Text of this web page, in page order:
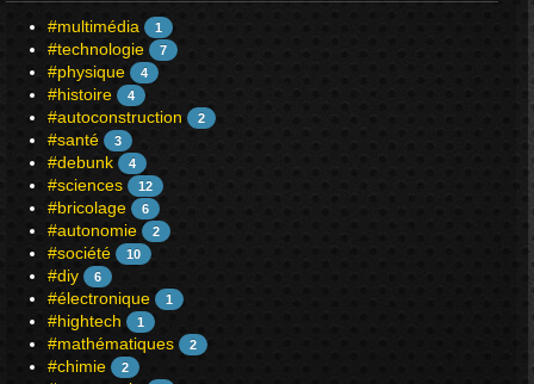
#multimédia 1
#technologie 7
#physique 4
#histoire 4
#autoconstruction 2
#santé 3
#debunk 4
#sciences 12
#bricolage 6
#autonomie 2
#société 10
#diy 6
#électronique 1
#hightech 1
#mathématiques 2
#chimie 2